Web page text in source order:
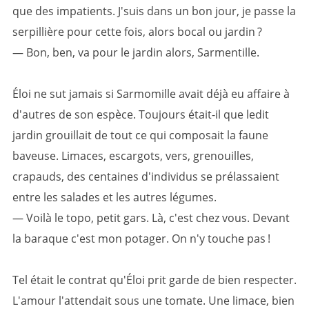
que des impatients. J'suis dans un bon jour, je passe la
serpillière pour cette fois, alors bocal ou jardin ?
— Bon, ben, va pour le jardin alors, Sarmentille.
Éloi ne sut jamais si Sarmomille avait déjà eu affaire à
d'autres de son espèce. Toujours était-il que ledit
jardin grouillait de tout ce qui composait la faune
baveuse. Limaces, escargots, vers, grenouilles,
crapauds, des centaines d'individus se prélassaient
entre les salades et les autres légumes.
— Voilà le topo, petit gars. Là, c'est chez vous. Devant
la baraque c'est mon potager. On n'y touche pas !
Tel était le contrat qu'Éloi prit garde de bien respecter.
L'amour l'attendait sous une tomate. Une limace, bien